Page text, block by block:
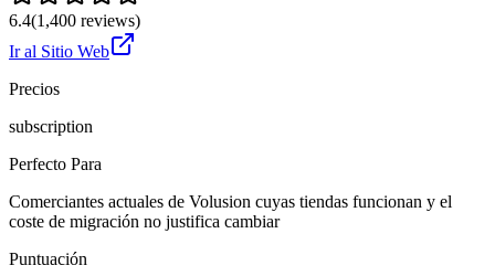
6.4(1,400 reviews)
Ir al Sitio Web
Precios
subscription
Perfecto Para
Comerciantes actuales de Volusion cuyas tiendas funcionan y el
coste de migración no justifica cambiar
Puntuación